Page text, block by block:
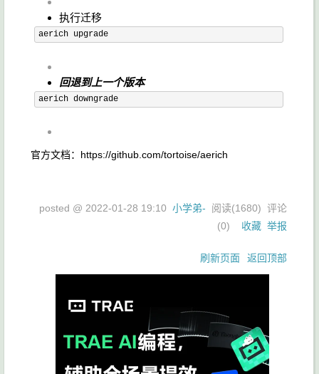
执行迁移
aerich upgrade
回退到上一个版本
aerich downgrade
官方文档：https://github.com/tortoise/aerich
posted @ 2022-01-28 19:10 小学弟- 阅读(1680) 评论
(0) 收藏 举报
刷新页面 返回顶部